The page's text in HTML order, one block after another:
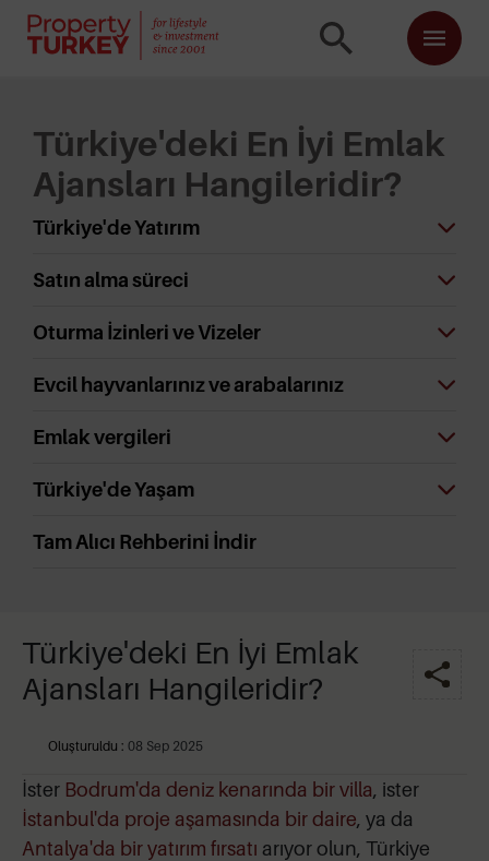
Türkiye'deki En İyi Emlak
Ajansları Hangileridir?
Türkiye'de Yatırım
Satın alma süreci
Oturma İzinleri ve Vizeler
Evcil hayvanlarınız ve arabalarınız
Emlak vergileri
Türkiye'de Yaşam
Tam Alıcı Rehberini İndir
Türkiye'deki En İyi Emlak
Ajansları Hangileridir?
Oluşturuldu : 08 Sep 2025
İster Bodrum'da deniz kenarında bir villa, ister
İstanbul'da proje aşamasında bir daire, ya da
Antalya'da bir yatırım fırsatı arıyor olun, Türkiye